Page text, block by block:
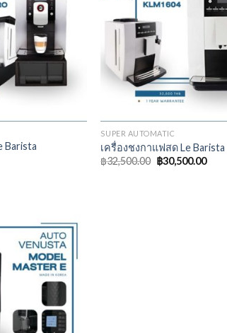
Barista
SUPER AUTOMATIC
เครื่องชงกาแฟสด Le Barista
฿32,500.00 ฿30,500.00